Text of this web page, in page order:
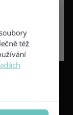
též